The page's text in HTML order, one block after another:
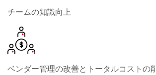
チームの知識向上
ベンダー管理の改善とトータルコストの